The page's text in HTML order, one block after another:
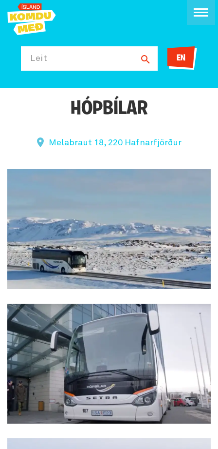
Leit EN
HÓPBÍLAR
Melabraut 18, 220 Hafnarfjörður